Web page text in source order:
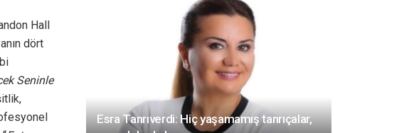
Hall
dört
Seninle
Esra Tanrıverdi: Hiç yaşamamış tanrıçalar,